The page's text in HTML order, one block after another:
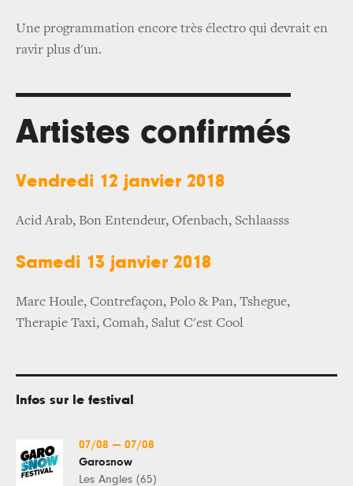
Une programmation encore très électro qui devrait en
ravir plus d'un.
Artistes confirmés
Vendredi 12 janvier 2018
Acid Arab, Bon Entendeur, Ofenbach, Schlaasss
Samedi 13 janvier 2018
Marc Houle, Contrefaçon, Polo & Pan, Tshegue,
Therapie Taxi, Comah, Salut C'est Cool
Infos sur le festival
07/08 — 07/08
Garosnow
Les Angles (65)